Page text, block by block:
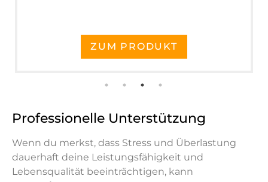
ZUM PRODUKT
Professionelle Unterstützung
Wenn du merkst, dass Stress und Überlastung
dauerhaft deine Leistungsfähigkeit und
Lebensqualität beeinträchtigen, kann